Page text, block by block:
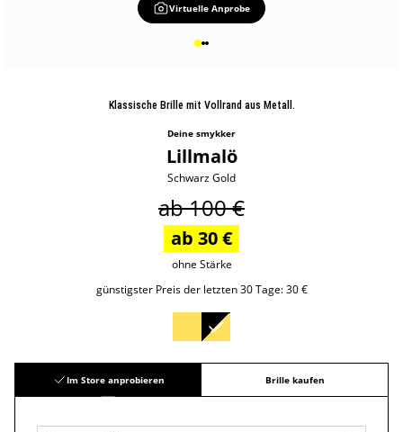
Virtuelle Anprobe
Klassische Brille mit Vollrand aus Metall.
Deine smykker
Lillmalö
Schwarz Gold
ab 100 €
ab 30 €
ohne Stärke
günstigster Preis der letzten 30 Tage:30 €
Im Store anprobieren Brille kaufen